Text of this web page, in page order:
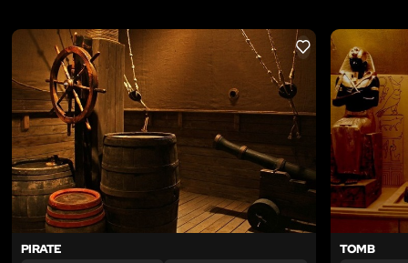
LIKE
PIRATE TOMB